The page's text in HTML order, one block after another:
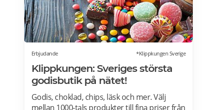
Erbjudande *Klippkungen Sverige
Klippkungen: Sveriges största
godisbutik på nätet!
Godis, choklad, chips, läsk och mer. Välj
mellan 1000-tals produkter till fina priser från